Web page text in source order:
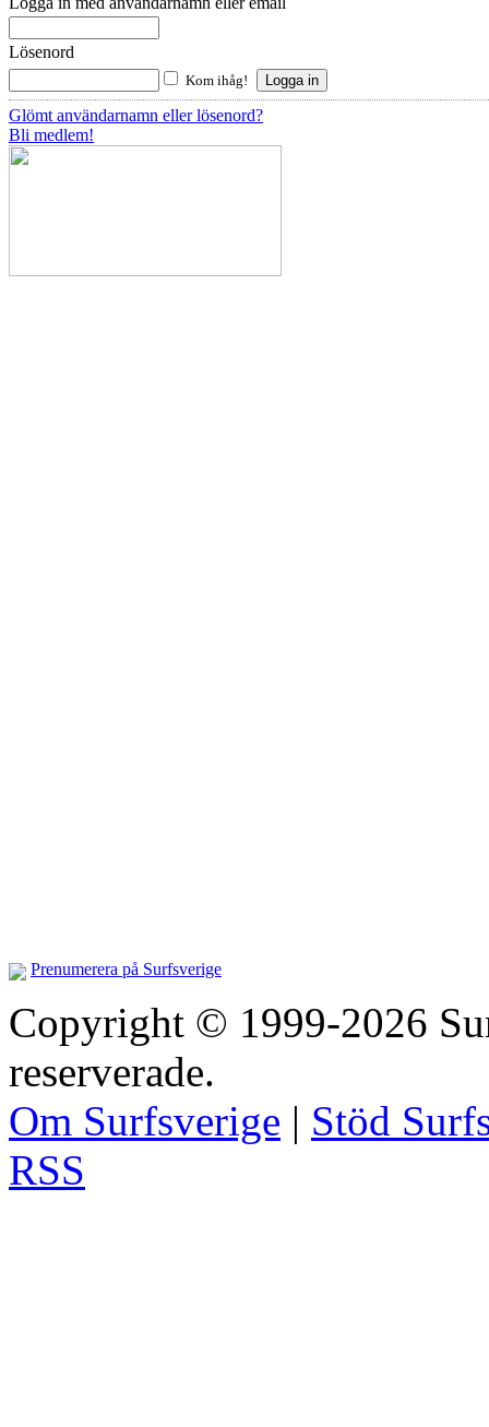
Lösenord
Kom ihåg!
Glömt användarnamn eller lösenord?
Bli medlem!
Prenumerera på Surfsverige
Copyright © 1999-2026
reserverade.
Om Surfsverige | Stöd
RSS